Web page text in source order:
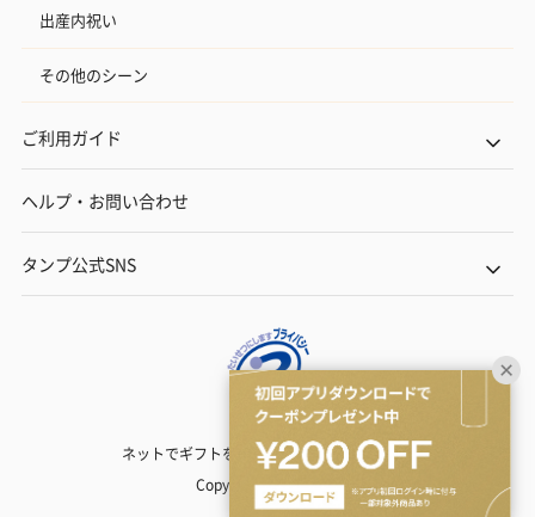
出産内祝い
その他のシーン
ご利用ガイド
ヘルプ・お問い合わせ
タンプ公式SNS
ネットでギフトを贈るなら | TANP（タンプ）
Copyright© TANP Inc.